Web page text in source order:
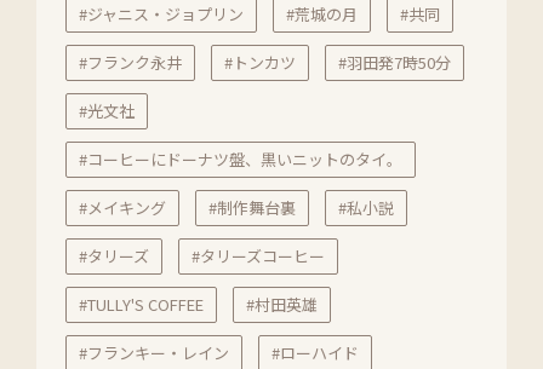
#ジャニス・ジョプリン #荒城の月 #共同
#フランク永井 #トンカツ #羽田発7時50分
#光文社
#コーヒーにドーナツ盤、黒いニットのタイ。
#メイキング #制作舞台裏 #私小説
#タリーズ #タリーズコーヒー
#TULLY'S COFFEE #村田英雄
#フランキー・レイン #ローハイド